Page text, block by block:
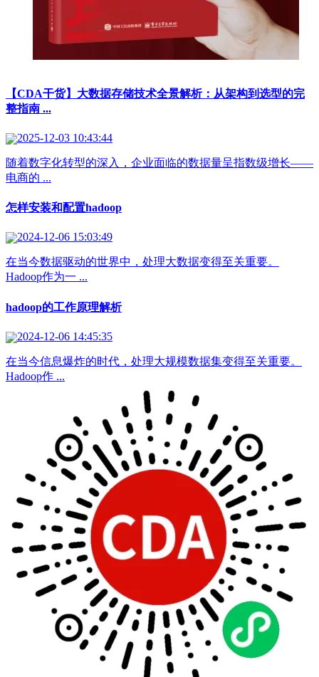
【CDA干货】大数据存储技术全景解析：从架构到选型的完
整指南 ...
2025-12-03 10:43:44
随着数字化转型的深入，企业面临的数据量呈指数级增长——
电商的 ...
怎样安装和配置hadoop
2024-12-06 15:03:49
在当今数据驱动的世界中，处理大数据变得至关重要。
Hadoop作为一 ...
hadoop的工作原理解析
2024-12-06 14:45:35
在当今信息爆炸的时代，处理大规模数据集变得至关重要。
Hadoop作 ...